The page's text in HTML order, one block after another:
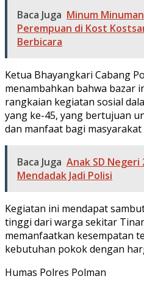
Baca Juga Minum
Perempuan di Kost
Berbicara
Ketua Bhayangkari Cabang
menambahkan bahwa bazar
rangkaian kegiatan sosial
yang ke-45, yang bertujuan
dan manfaat bagi masyarakat
Baca Juga Anak SD Negeri
Mendadak Jadi Polisi
Kegiatan ini mendapat
tinggi dari warga sekitar
memanfaatkan kesempatan
kebutuhan pokok dengan
Humas Polres Polman